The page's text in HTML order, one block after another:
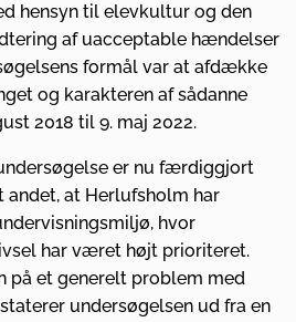
hensyn til elevkultur og den
af uacceptable hændelser
formål var at afdække
og karakteren af sådanne
2018 til 9. maj 2022.
er nu færdiggjort
at Herlufsholm har
hvor
har været højt prioriteret.
på et generelt problem med
undersøgelsen ud fra en